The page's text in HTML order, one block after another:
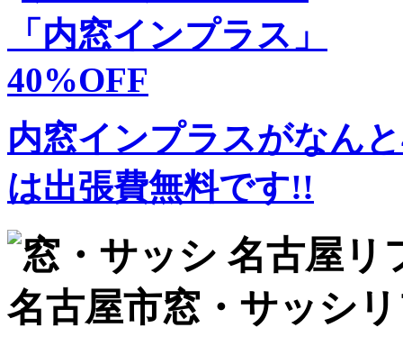
内窓インプラスがなん
は出張費無料です!!